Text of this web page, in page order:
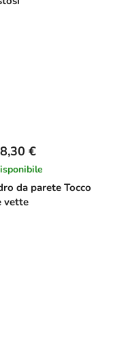
da parete Tocco
vette
€